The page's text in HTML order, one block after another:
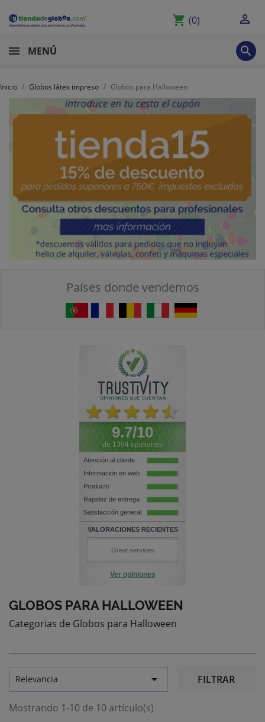
shopping_cart (0) 
MENÚ 
Inicio Globos látex impreso Globos para Halloween
Países donde vendemos
9.7/10
de 1394 opiniones
Atención al cliente
Información en web
Producto
Rapidez de entrega
Satisfacción general
VALORACIONES RECIENTES
Great services
Ver opiniones
GLOBOS PARA HALLOWEEN
Categorias de Globos para Halloween
Relevancia  FILTRAR
Mostrando 1-10 de 10 artículo(s)